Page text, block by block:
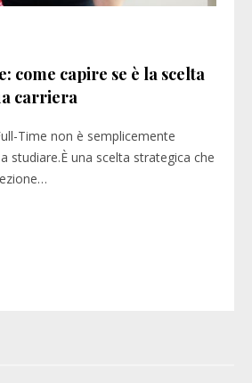
come capire se è la scelta
carriera
Time non è semplicemente
studiare.È una scelta strategica che